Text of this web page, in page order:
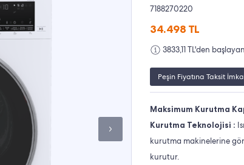
7188270220
34.498 TL
3833,11 TL'den
Peşin Fiyatına Taksit
Maksimum Kurutma
Kurutma Teknolojisi :
kurutma makinelerine
kurutur.